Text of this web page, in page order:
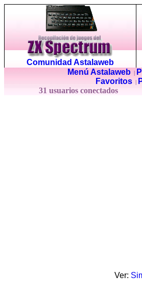
Comunidad Astalaweb
Menú Astalaweb|
Favoritos
31 usuarios conectados
Ver: